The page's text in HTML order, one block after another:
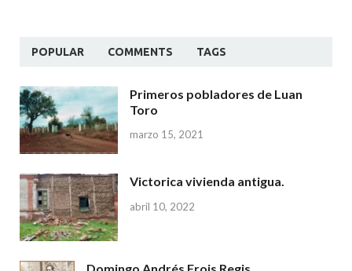
POPULAR COMMENTS TAGS
Primeros pobladores de Luan
Toro
marzo 15, 2021
Victorica vivienda antigua.
abril 10, 2022